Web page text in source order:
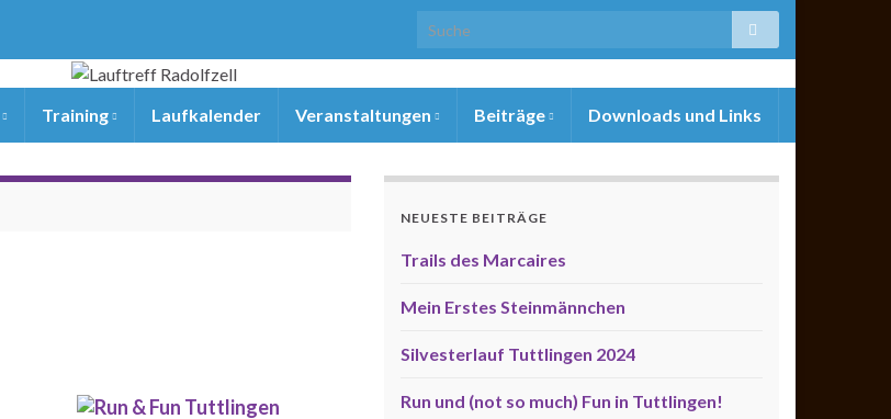
Training Laufkalender Veranstaltungen Beiträge Downloads und Links
NEUESTE BEITRÄGE
Trails des Marcaires
Mein Erstes Steinmännchen
Silvesterlauf Tuttlingen 2024
Run und (not so much) Fun in Tuttlingen!